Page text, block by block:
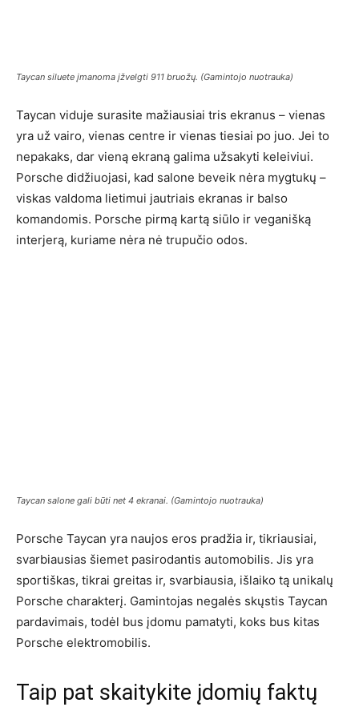
Taycan siluete įmanoma įžvelgti 911 bruožų. (Gamintojo nuotrauka)
Taycan viduje surasite mažiausiai tris ekranus – vienas
yra už vairo, vienas centre ir vienas tiesiai po juo. Jei to
nepakaks, dar vieną ekraną galima užsakyti keleiviui.
Porsche didžiuojasi, kad salone beveik nėra mygtukų –
viskas valdoma lietimui jautriais ekranas ir balso
komandomis. Porsche pirmą kartą siūlo ir veganišką
interjerą, kuriame nėra nė trupučio odos.
Taycan salone gali būti net 4 ekranai. (Gamintojo nuotrauka)
Porsche Taycan yra naujos eros pradžia ir, tikriausiai,
svarbiausias šiemet pasirodantis automobilis. Jis yra
sportiškas, tikrai greitas ir, svarbiausia, išlaiko tą unikalų
Porsche charakterį. Gamintojas negalės skųstis Taycan
pardavimais, todėl bus įdomu pamatyti, koks bus kitas
Porsche elektromobilis.
Taip pat skaitykite įdomių faktų